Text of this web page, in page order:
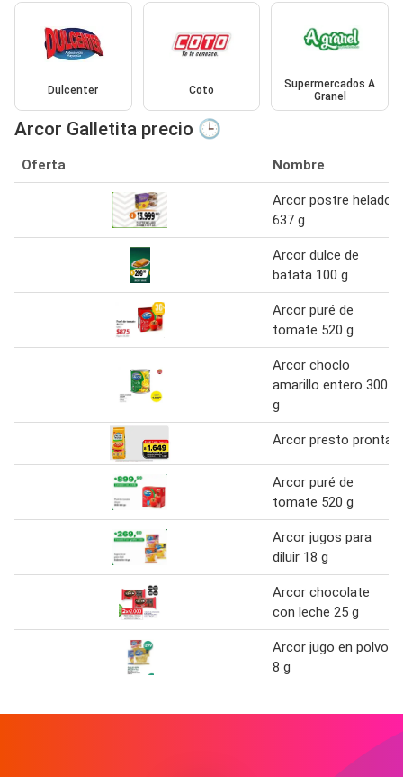
Dulcenter Coto
Supermercados A
Granel
Arcor Galletita precio 🕒
Oferta Nombre
Arcor postre helado
637 g
Arcor dulce de
batata 100 g
Arcor puré de
tomate 520 g
Arcor choclo
amarillo entero 300
g
Arcor presto pronta
Arcor puré de
tomate 520 g
Arcor jugos para
diluir 18 g
Arcor chocolate
con leche 25 g
Arcor jugo en polvo
8 g